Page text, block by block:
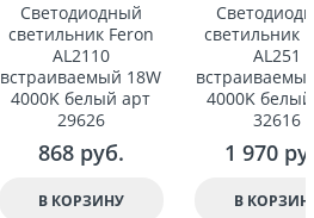
Светодиодный
светильник Feron
AL2110
встраиваемый 18W
4000K белый арт
29626
868 руб.
В КОРЗИНУ
светильник
AL251
4000K
32616
1 970
В